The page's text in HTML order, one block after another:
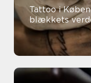
Tattoo i
blækkets